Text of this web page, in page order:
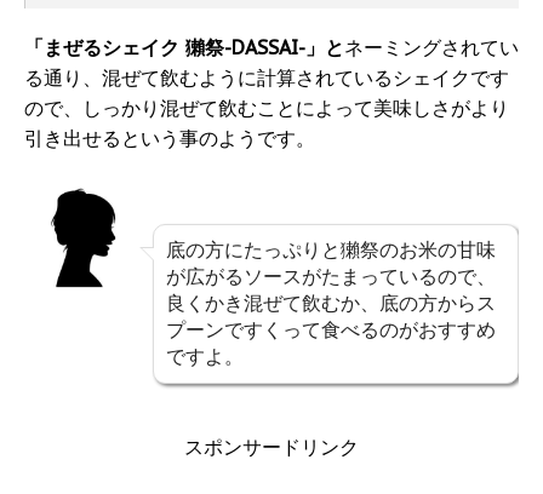
「まぜるシェイク 獺祭-DASSAI-」とネーミングされてい
る通り、混ぜて飲むように計算されているシェイクです
ので、しっかり混ぜて飲むことによって美味しさがより
引き出せるという事のようです。
底の方にたっぷりと獺祭のお米の甘味
が広がるソースがたまっているので、
良くかき混ぜて飲むか、底の方からス
プーンですくって食べるのがおすすめ
ですよ。
スポンサードリンク